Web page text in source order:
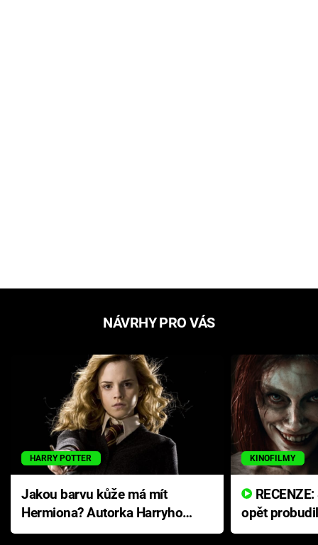
NÁVRHY PRO VÁS
HARRY POTTER
Jakou barvu kůže má mít
Hermiona? Autorka Harryho
Pottera přišla s ráznou
KINOFILMY
opět
přichází s